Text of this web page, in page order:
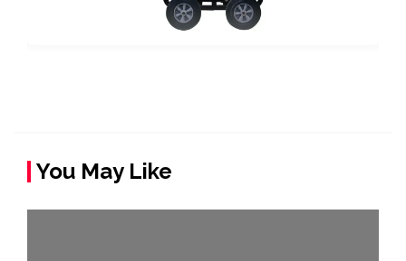
You May Like